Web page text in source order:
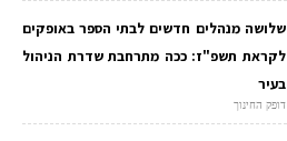
שלושה מנהלים חדשים לבתי הספר באופקים
לקראת תשפ"ז: ככה מתרחבת שדרת הניהול
בעיר
דופק החינוך